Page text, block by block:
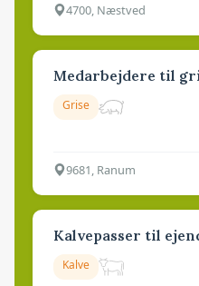
4700, Næstved
Medarbejdere til
Grise
9681, Ranum
Kalvepasser til
Kalve